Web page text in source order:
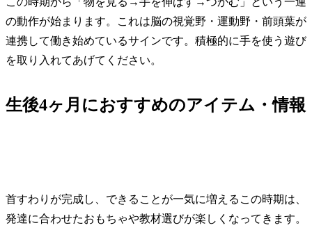
の動作が始まります。これは脳の視覚野・運動野・前頭葉が
連携して働き始めているサインです。積極的に手を使う遊び
を取り入れてあげてください。
生後4ヶ月におすすめのアイテム・情報
首すわりが完成し、できることが一気に増えるこの時期は、
発達に合わせたおもちゃや教材選びが楽しくなってきます。